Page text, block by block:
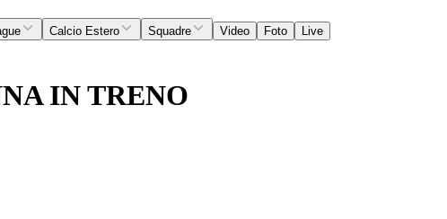
Calcio Estero Squadre Video Foto
Live
IN TRENO